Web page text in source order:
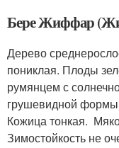
Бере Жиффар
Дерево
пониклая. Плоды
румянцем с
грушевидной
Кожица тонкая.
Зимостойкость не